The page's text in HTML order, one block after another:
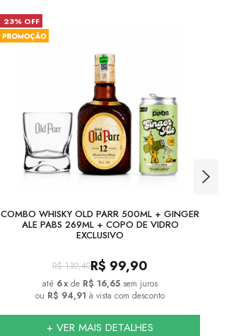
23% OFF
COMBO WHISKY OLD PARR 500ML + GINGER
ALE PABS 269ML + COPO DE VIDRO
EXCLUSIVO
R$ 130,40R$ 99,90
6x de R$ 16,65 sem juros
ou R$ 94,91 à vista com desconto
+ VER MAIS DETALHES